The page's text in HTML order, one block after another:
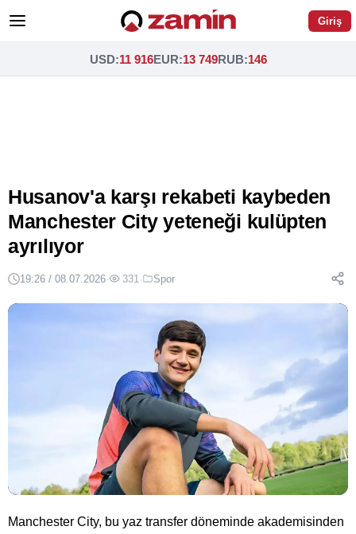
Giriş
USD:11 916EUR:13 749RUB:146
Husanov'a karşı rekabeti kaybeden
Manchester City yeteneği kulüpten
ayrılıyor
19:26 / 08.07.2026· 331 · Spor
Manchester City, bu yaz transfer döneminde akademisinden